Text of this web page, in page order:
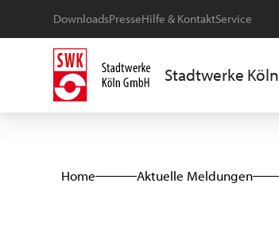
DownloadsPresseHilfe & KontaktService
Stadtwerke Köln
Home Aktuelle Meldungen